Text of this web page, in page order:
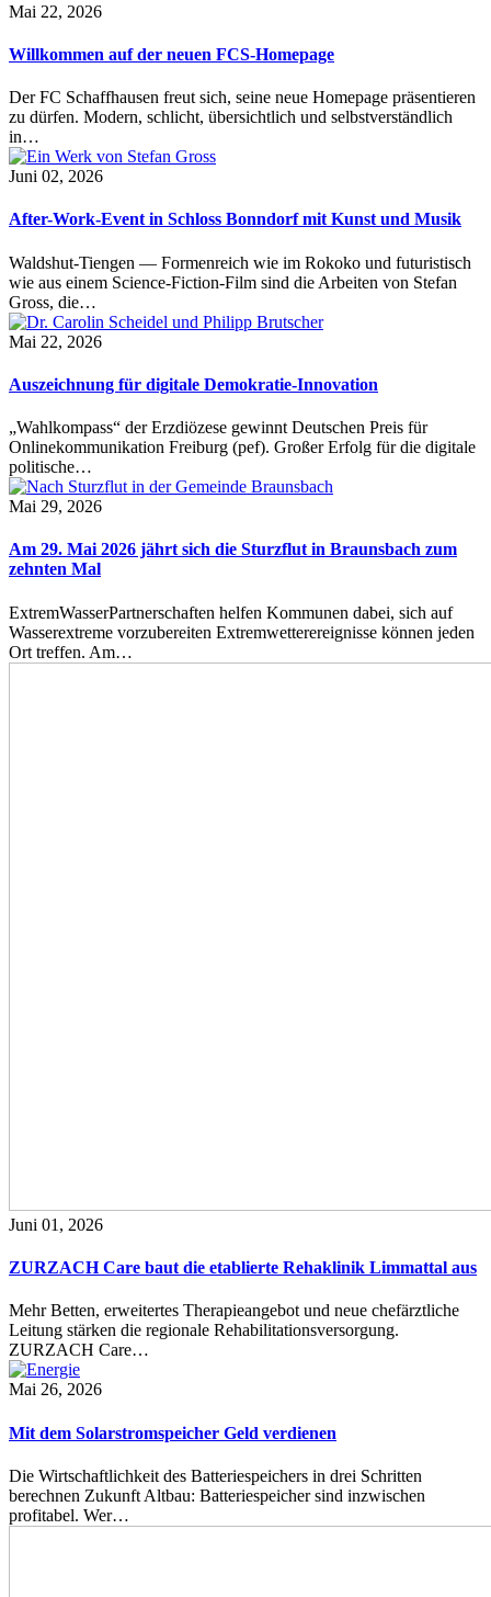
Mai 22, 2026
Willkommen auf der neuen FCS-Homepage
Der FC Schaffhausen freut sich, seine neue Homepage präsentieren
zu dürfen. Modern, schlicht, übersichtlich und selbstverständlich
in…
Juni 02, 2026
After-Work-Event in Schloss Bonndorf mit Kunst und Musik
Waldshut-Tiengen — Formenreich wie im Rokoko und futuristisch
wie aus einem Science-Fiction-Film sind die Arbeiten von Stefan
Gross, die…
Mai 22, 2026
Auszeichnung für digitale Demokratie-Innovation
„Wahlkompass“ der Erzdiözese gewinnt Deutschen Preis für
Onlinekommunikation Freiburg (pef). Großer Erfolg für die digitale
politische…
Mai 29, 2026
Am 29. Mai 2026 jährt sich die Sturzflut in Braunsbach zum
zehnten Mal
ExtremWasserPartnerschaften helfen Kommunen dabei, sich auf
Wasserextreme vorzubereiten Extremwetterereignisse können jeden
Ort treffen. Am…
Juni 01, 2026
ZURZACH Care baut die etablierte Rehaklinik Limmattal aus
Mehr Betten, erweitertes Therapieangebot und neue chefärztliche
Leitung stärken die regionale Rehabilitationsversorgung.
ZURZACH Care…
Mai 26, 2026
Mit dem Solarstromspeicher Geld verdienen
Die Wirtschaftlichkeit des Batteriespeichers in drei Schritten
berechnen Zukunft Altbau: Batteriespeicher sind inzwischen
profitabel. Wer…